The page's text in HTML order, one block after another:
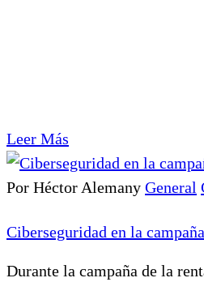
Leer Más
Por Héctor Alemany General
Ciberseguridad en la
Durante la campaña de la